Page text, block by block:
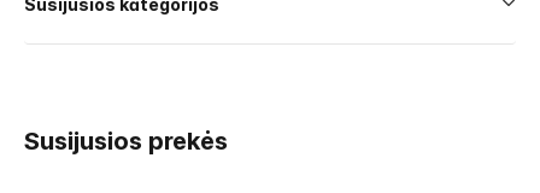
Susijusios kategorijos
Susijusios prekės